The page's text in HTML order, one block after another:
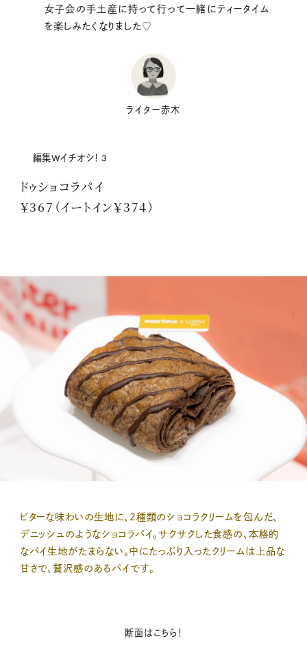
女子会の手土産に持って行って一緒にティータイム
を楽しみたくなりました♡
ライター赤木
編集Wイチオシ！ 3
ドゥショコラパイ
￥367（イートイン￥374）
ビターな味わいの生地に、2種類のショコラクリームを包んだ、
デニッシュのようなショコラパイ。サクサクした食感の、本格的
なパイ生地がたまらない。中にたっぷり入ったクリームは上品な
甘さで、贅沢感のあるパイです。
断面はこちら！